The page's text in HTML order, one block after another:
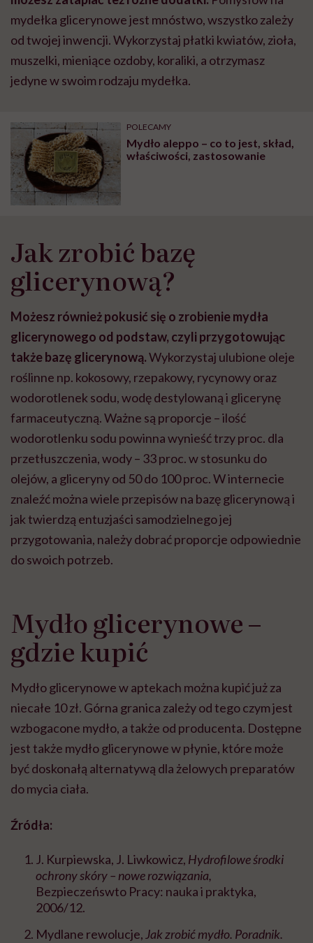
mydełka glicerynowe jest mnóstwo, wszystko zależy
od twojej inwencji. Wykorzystaj płatki kwiatów, zioła,
muszelki, mieniące ozdoby, koraliki, a otrzymasz
jedyne w swoim rodzaju mydełka.
POLECAMY
Mydło aleppo – co to jest, skład,
właściwości, zastosowanie
Jak zrobić bazę
glicerynową?
Możesz również pokusić się o zrobienie mydła
glicerynowego od podstaw, czyli przygotowując
także bazę glicerynową.Wykorzystaj ulubione oleje
roślinne np. kokosowy, rzepakowy, rycynowy oraz
wodorotlenek sodu, wodę destylowaną i glicerynę
farmaceutyczną. Ważne są proporcje – ilość
wodorotlenku sodu powinna wynieść trzy proc. dla
przetłuszczenia, wody – 33 proc. w stosunku do
olejów, a gliceryny od 50 do 100 proc. W internecie
znaleźć można wiele przepisów na bazę glicerynową i
jak twierdzą entuzjaści samodzielnego jej
przygotowania, należy dobrać proporcje odpowiednie
do swoich potrzeb.
Mydło glicerynowe –
gdzie kupić
Mydło glicerynowe w aptekach można kupić już za
niecałe 10 zł. Górna granica zależy od tego czym jest
wzbogacone mydło, a także od producenta. Dostępne
jest także mydło glicerynowe w płynie, które może
być doskonałą alternatywą dla żelowych preparatów
do mycia ciała.
Źródła:
J. Kurpiewska, J. Liwkowicz, Hydrofilowe środki
ochrony skóry – nowe rozwiązania,
Bezpieczeńswto Pracy: nauka i praktyka,
2006/12.
Mydlane rewolucje, Jak zrobić mydło. Poradnik.